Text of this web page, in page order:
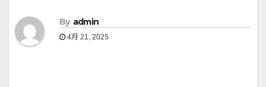
By admin
4月 21, 2025